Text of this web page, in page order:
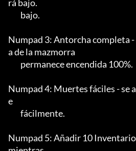
rá bajo.
Numpad 3: Antorcha completa
a de la mazmorra
Numpad 4: Muertes fáciles - se
e
Numpad 5: Añadir 10